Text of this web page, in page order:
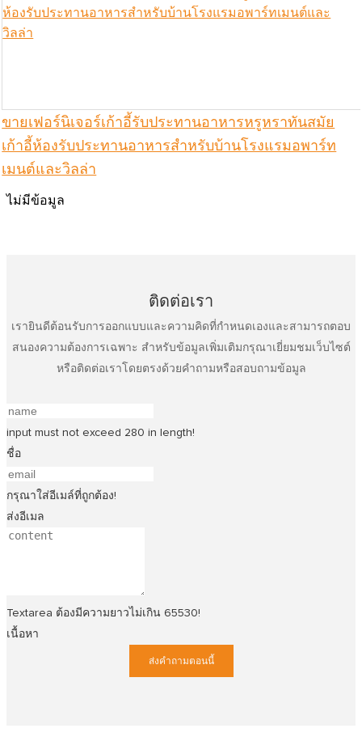
ขายเฟอร์นิเจอร์เก้าอี้รับประทานอาหารหรูหราทันสมัย
เก้าอี้ห้องรับประทานอาหารสำหรับบ้านโรงแรมอพาร์ท
เมนต์และวิลล่า
ไม่มีข้อมูล
ติดต่อเรา
เรายินดีต้อนรับการออกแบบและความคิดที่กำหนดเองและสามารถตอบ
สนองความต้องการเฉพาะ สำหรับข้อมูลเพิ่มเติมกรุณาเยี่ยมชมเว็บไซต์
หรือติดต่อเราโดยตรงด้วยคำถามหรือสอบถามข้อมูล
input must not exceed 280 in length!
ชื่อ
กรุณาใส่อีเมล์ที่ถูกต้อง!
ส่งอีเมล
Textarea ต้องมีความยาวไม่เกิน 65530!
เนื้อหา
ส่งคำถามตอนนี้